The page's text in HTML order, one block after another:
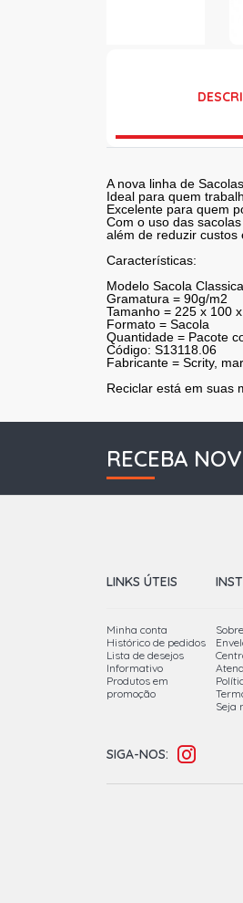
A nova linha de
Ideal para quem
Excelente para quem
Com o uso das
além de reduzir custos
Características:
Modelo Sacola
Gramatura = 90g/m2
Tamanho = 225 x 100
Formato = Sacola
Quantidade = Pacote
Código: S13118.06
Fabricante = Scrity,
Reciclar está em suas
RECEBA
LINKS ÚTEIS
Minha conta
Histórico de pedidos
Lista de desejos
Informativo
Produtos em
promoção
SIGA-NOS:
Seja